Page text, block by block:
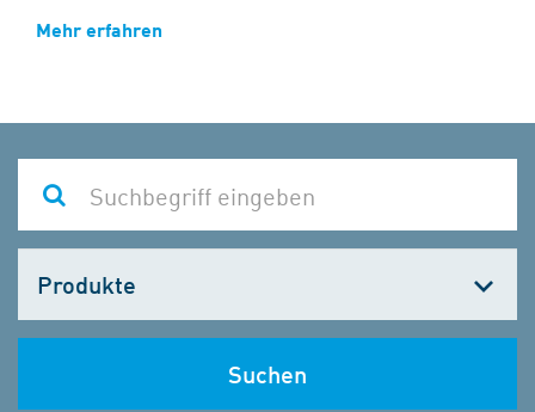
Mehr erfahren
wählen
Suchen